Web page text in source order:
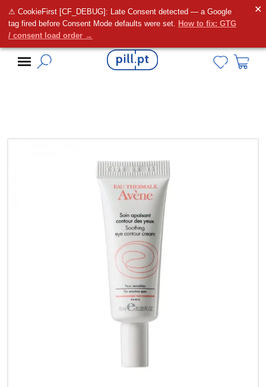
⚠ CookieFirst [CF_DEBUG]: Late Consent detected — a Google
tag fired before Consent Mode defaults were set. How to fix: GTG
/ consent load order →
✕
Alguma dúvida?